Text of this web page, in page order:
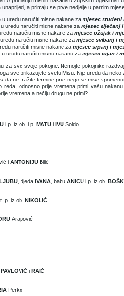
a primaju se prve nedjelje u parnim
u uredu naručiti misne nakane za mjesec studeni
uredu naručiti misne nakane za mjesec siječanj
naručiti misne nakane za mjesec ožujak i
naručiti misne nakane za mjesec svibanj i
naručiti misne nakane za mjesec srpanj i
u uredu naručiti misne nakane za mjesec rujan i
za sve svoje pokojne. Nemojte pokojnike
sve prikazujete svetu Misu. Nije uredu da neko
da ne tražite termine prije nego se mise
reda, odnosno prije vremena primi vašu
vremena a nečiju drugu ne primi?
i p. iz ob. i p. MATU i IVU Soldo
i ANTONIJU Bilić
LJUBU , djeda IVANA , babu ANICU i p. iz ob.
p. iz ob. NIKOLIĆ
Arapović
PAVLOVIĆ i RAIČ
Perko